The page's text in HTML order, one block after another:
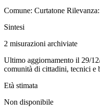
Comune: Curtatone
Sintesi
2 misurazioni archiviate
Ultimo aggiornamento il 29/
comunità di cittadini, tecnici e
Età stimata
Non disponibile